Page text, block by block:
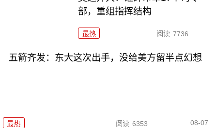
部，重组指挥结构
最热 阅读 7736
五箭齐发：东大这次出手，没给美方留半点幻想
最热 阅读 6353 08-07